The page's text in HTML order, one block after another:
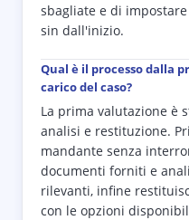
sbagliate e di
sin dall'inizio.
Qual è il processo dalla
carico del caso?
La prima valutazione è
analisi e restituzione.
mandante senza
documenti forniti e
rilevanti, infine
con le opzioni